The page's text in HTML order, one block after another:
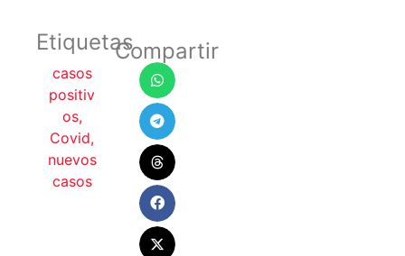
Etiquetas
casos
positiv
os,
Covid,
nuevos
casos
Compartir